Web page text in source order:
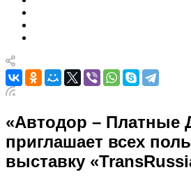
«Автодор – Платные
приглашает всех
выставку